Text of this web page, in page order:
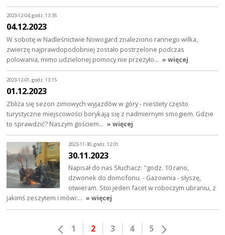
2023-12-04, godz. 13:35
04.12.2023
W sobotę w Nadleśnictwie Nowogard znaleziono rannego wilka,
zwierzę najprawdopodobniej zostało postrzelone podczas
polowania, mimo udzielonej pomocy nie przeżyło… » więcej
2023-12-01, godz. 13:15
01.12.2023
Zbliża się sezon zimowych wyjazdów w góry - niestety często
turystyczne miejscowości borykają się z nadmiernym smogiem. Gdzie
to sprawdzić? Naszym gościem… » więcej
2023-11-30, godz. 12:01
30.11.2023
Napisał do nas Słuchacz: "godz. 10 rano,
dzwonek do domofonu. - Gazownia - słyszę,
otwieram. Stoi jeden facet w roboczym ubraniu, z
jakimś zeszytem i mówi:… » więcej
1 2 3 4 5